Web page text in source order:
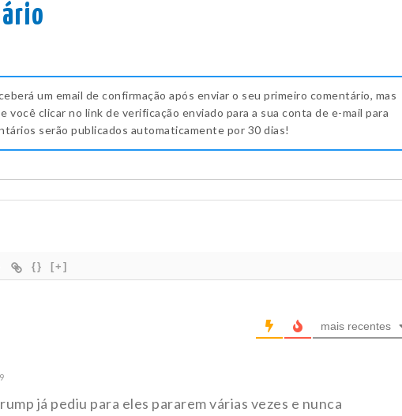
um email de confirmação após enviar o seu primeiro comentário, mas
você clicar no link de verificação enviado para a sua conta de e-mail para
serão publicados automaticamente por 30 dias!
{} [+]
mais recentes
já pediu para eles pararem várias vezes e nunca